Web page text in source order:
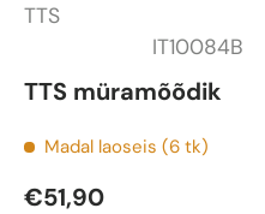
TTS
IT10084B
TTS müramõõdik
Madal laoseis (6 tk)
€51,90